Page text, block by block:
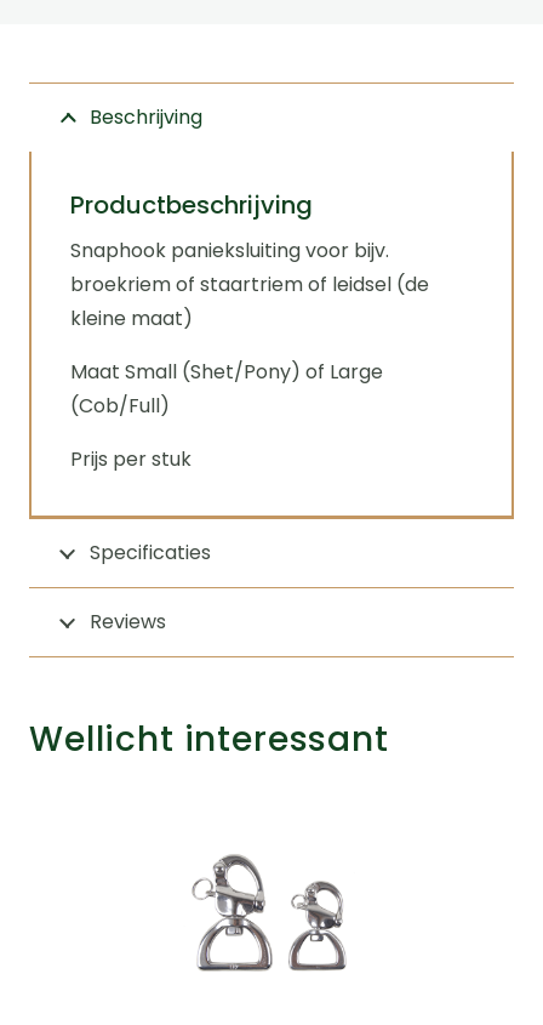
Beschrijving
Productbeschrijving
Snaphook panieksluiting voor bijv.
broekriem of staartriem of leidsel (de
kleine maat)
Maat Small (Shet/Pony) of Large
(Cob/Full)
Prijs per stuk
Specificaties
Reviews
Wellicht interessant